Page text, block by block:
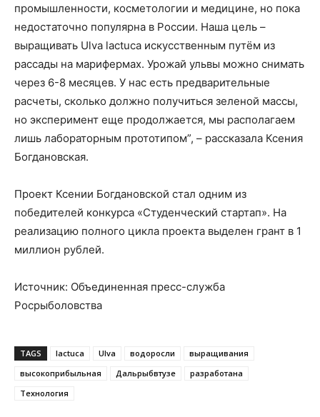
промышленности, косметологии и медицине, но пока
недостаточно популярна в России. Наша цель –
выращивать Ulva lactuca искусственным путём из
рассады на марифермах. Урожай ульвы можно снимать
через 6-8 месяцев. У нас есть предварительные
расчеты, сколько должно получиться зеленой массы,
но эксперимент еще продолжается, мы располагаем
лишь лабораторным прототипом”, – рассказала Ксения
Богдановская.
Проект Ксении Богдановской стал одним из
победителей конкурса «Студенческий стартап». На
реализацию полного цикла проекта выделен грант в 1
миллион рублей.
Источник: Объединенная пресс-служба
Росрыболовства
TAGS lactuca Ulva водоросли
выращивания
высокоприбыльная
Дальрыбвтузе
разработана
Технология